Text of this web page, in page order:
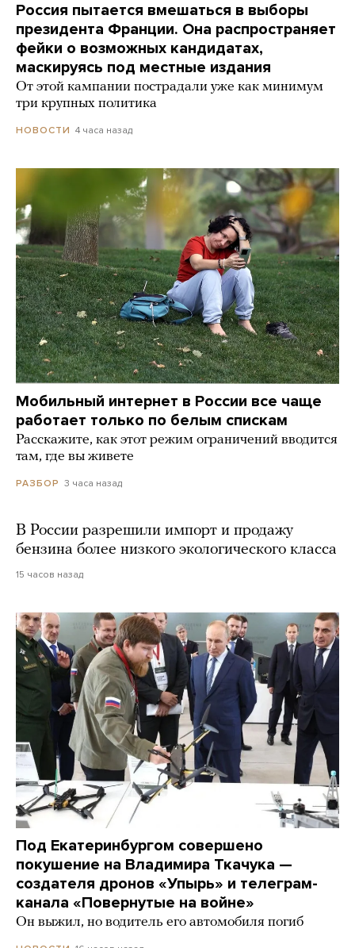
Россия пытается вмешаться в выборы
президента Франции. Она распространяет
фейки о возможных кандидатах,
маскируясь под местные издания
От этой кампании пострадали уже как минимум
три крупных политика
НОВОСТИ 4 часа назад
Мобильный интернет в России все чаще
работает только по белым спискам
Расскажите, как этот режим ограничений вводится
там, где вы живете
РАЗБОР 3 часа назад
В России разрешили импорт и продажу
бензина более низкого экологического класса
15 часов назад
Под Екатеринбургом совершено
покушение на Владимира Ткачука —
создателя дронов «Упырь» и телеграм-
канала «Повернутые на войне»
Он выжил, но водитель его автомобиля погиб